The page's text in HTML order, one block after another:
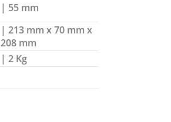
| 55 mm
| 213 mm x 70 mm x
208 mm
| 2 Kg